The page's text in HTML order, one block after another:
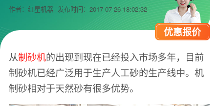
作者：红星机器 发布时间：2017-07-26 18:02:32
优惠报价
从制砂机的出现到现在已经投入市场多年，目前
制砂机已经广泛用于生产人工砂的生产线中。机
制砂相对于天然砂有很多优势。